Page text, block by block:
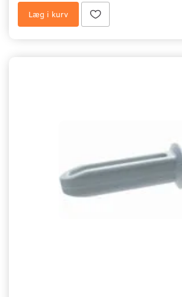
Læg i kurv